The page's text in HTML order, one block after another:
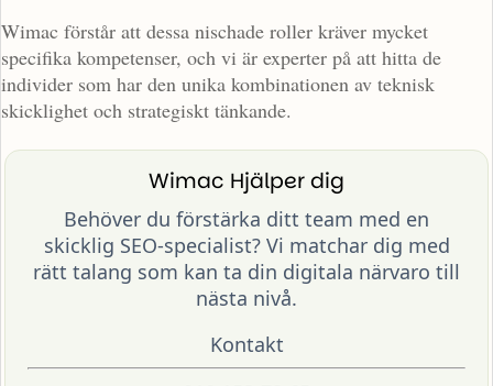
Wimac förstår att dessa nischade roller kräver mycket
specifika kompetenser, och vi är experter på att hitta de
individer som har den unika kombinationen av teknisk
skicklighet och strategiskt tänkande.
Wimac Hjälper dig
Behöver du förstärka ditt team med en
skicklig SEO-specialist? Vi matchar dig med
rätt talang som kan ta din digitala närvaro till
nästa nivå.
Kontakt